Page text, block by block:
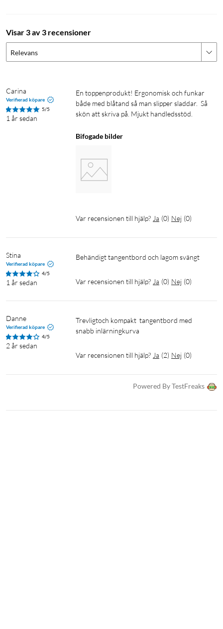
Visar 3 av 3 recensioner
Relevans
Carina
Verifierad köpare
5/5
1 år sedan
En toppenprodukt! Ergonomisk och funkar
både med blåtand så man slipper sladdar.  Så
skön att skriva på. Mjukt handledsstöd.
Bifogade bilder
Var recensionen till hjälp? Ja (0) Nej (0)
Stina
Verifierad köpare
4/5
1 år sedan
Behändigt tangentbord och lagom svängt
Var recensionen till hjälp? Ja (0) Nej (0)
Danne
Verifierad köpare
4/5
2 år sedan
Trevligtoch kompakt  tangentbord med
snabb inlärningkurva
Var recensionen till hjälp? Ja (2) Nej (0)
Powered By TestFreaks